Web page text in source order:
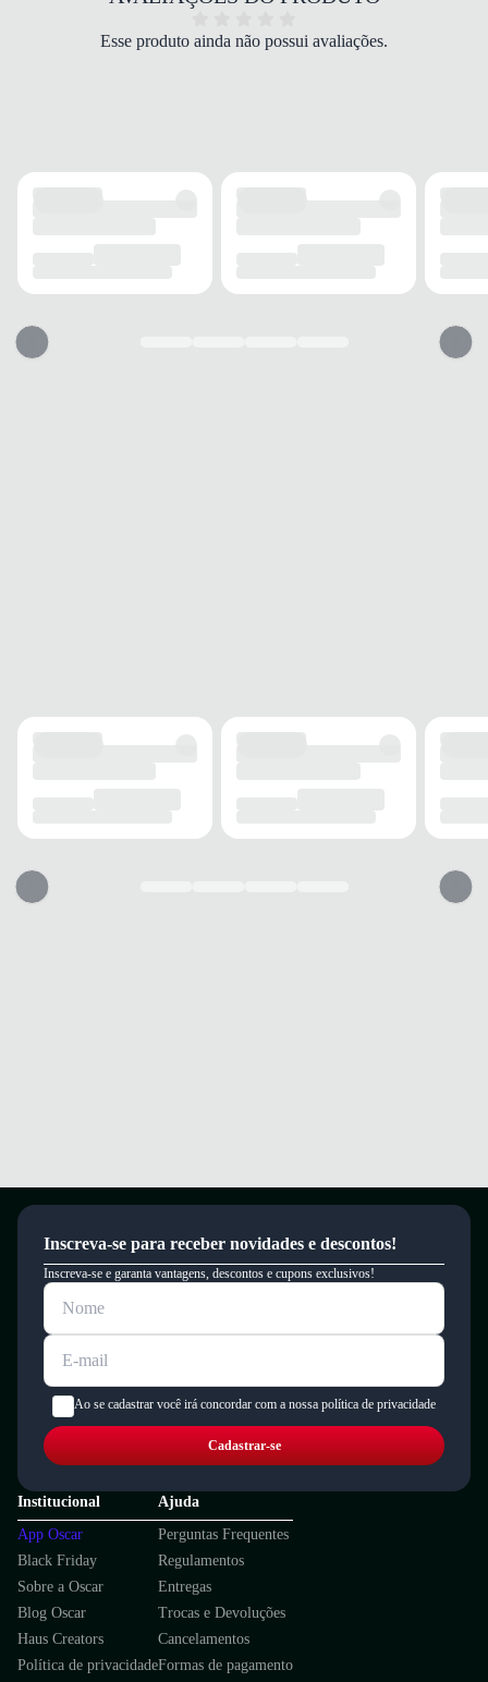
proporciona uma experiência de uso leve e agradável.
caimento que valoriza a silhueta, sem restringir a
encaixe seguro e personalizado .
Esse produto ainda não possui avaliações.
Inscreva-se para receber novidades e descontos!
Inscreva-se e garanta vantagens, descontos e cupons exclusivos!
Ao se cadastrar você irá concordar com a nossa política de privacidade
Cadastrar-se
Institucional
App Oscar
Black Friday
Sobre a Oscar
Blog Oscar
Haus Creators
Política de privacidade
Ajuda
Perguntas Frequentes
Regulamentos
Entregas
Trocas e Devoluções
Cancelamentos
Formas de pagamento